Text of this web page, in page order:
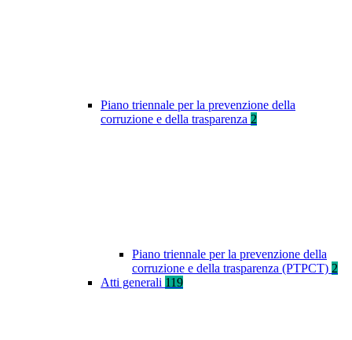
Piano triennale per la prevenzione della
corruzione e della trasparenza 2
Piano triennale per la prevenzione della
corruzione e della trasparenza (PTPCT) 2
Atti generali 119